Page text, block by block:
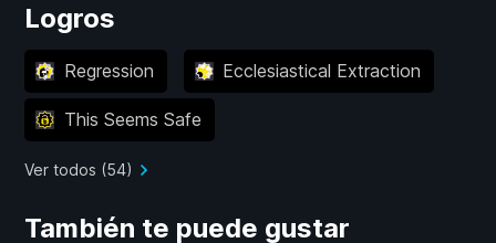
Logros
Regression Ecclesiastical Extraction
This Seems Safe
Ver todos (54)
También te puede gustar